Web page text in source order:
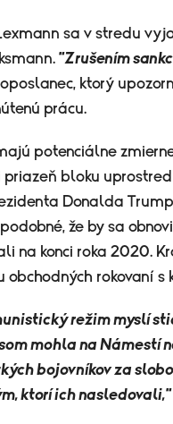
sa v stredu
"Zrušením
ktorý
prácu.
potenciálne
priazeň bloku
Donalda
že by sa
na konci roka 2020.
obchodných rokovaní
režim myslí
mohla na Námestí
bojovníkov za
ktorí ich nasledovali,"